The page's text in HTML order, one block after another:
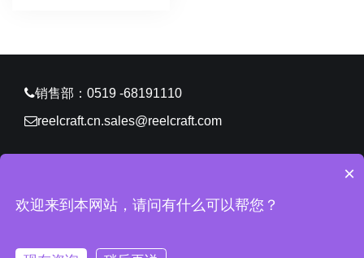
销售部：0519 -68191110
reelcraft.cn.sales@reelcraft.com
CopyRight © 2026 锐技卷轴（常州）有限公司 版权所有
苏ICP备11061629号-2 网站地图 所有标签
×
欢迎来到本网站，请问有什么可以帮您？